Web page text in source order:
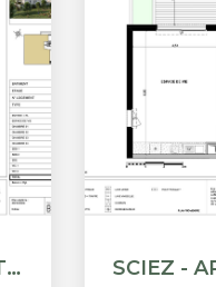
SCIEZ - APPARTEMENT ATTIQUE T5 - 123.23M²